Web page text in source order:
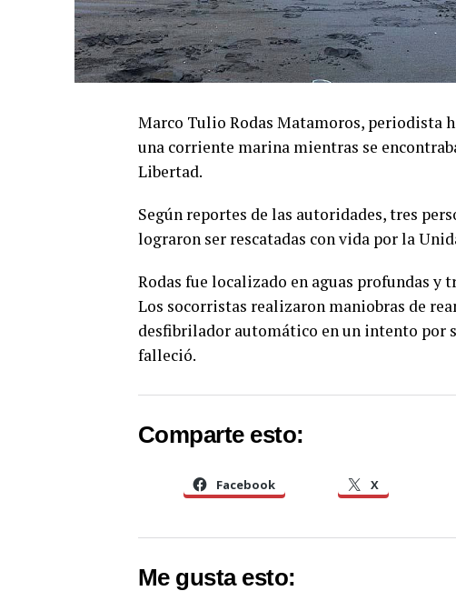
Marco Tulio Rodas Matamoros, periodista
una corriente marina mientras se
Libertad.
Según reportes de las autoridades, tres
lograron ser rescatadas con vida por la
Rodas fue localizado en aguas profundas y
Los socorristas realizaron maniobras de
desfibrilador automático en un intento por
falleció.
Comparte esto:
Facebook X
Me gusta esto: